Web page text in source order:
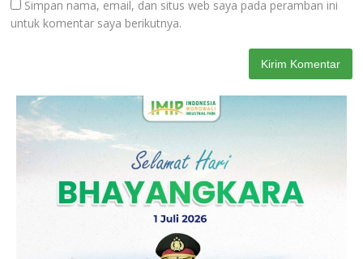
Simpan nama, email, dan situs web saya pada peramban ini
untuk komentar saya berikutnya.